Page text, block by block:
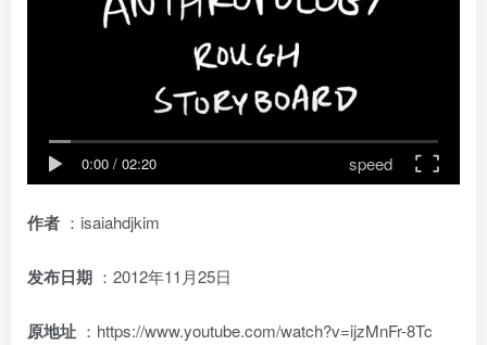
0:00 / 02:20 speed
作者 ：isaiahdjkim
发布日期 ：2012年11月25日
原地址 ：https://www.youtube.com/watch?v=ijzMnFr-8Tc